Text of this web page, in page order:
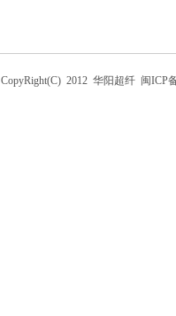
CopyRight(C) 2012 华阳超纤 闽